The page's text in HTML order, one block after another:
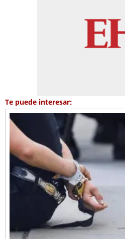
Te puede interesar: